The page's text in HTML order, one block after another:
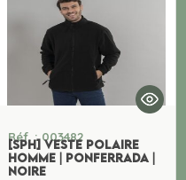
Réf. : 003482
[SPH] VESTE POLAIRE
HOMME | PONFERRADA |
NOIRE